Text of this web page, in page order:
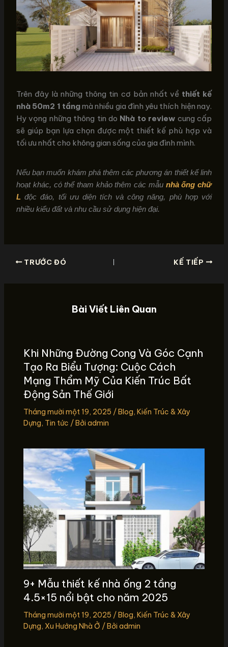
Trên đây là những thông tin cơ bản nhất về thiết kế
nhà 50m2 1 tầngmà nhiều gia đình yêu thích hiện nay.
Hy vọng những thông tin do Nhà to review cung cấp
sẽ giúp bạn lựa chọn được một thiết kế phù hợp và
tối ưu nhất cho không gian sống của gia đình mình.
Nếu bạn muốn khám phá thêm các phương án thiết kế linh
hoạt khác, có thể tham khảo thêm các mẫu nhà ống chữ
L độc đáo, tối ưu diện tích và công năng, phù hợp với
nhiều kiểu đất và nhu cầu sử dụng hiện đại.
TRƯỚC ĐÓ KẾ TIẾP
Bài Viết Liên Quan
Khi Những Đường Cong Và Góc Cạnh
Tạo Ra Biểu Tượng: Cuộc Cách
Mạng Thẩm Mỹ Của Kiến Trúc Bất
Động Sản Thế Giới
Tháng mười một 19, 2025 /Blog, Kiến Trúc & Xây
Dựng, Tin tức / Bởi admin
9+ Mẫu thiết kế nhà ống 2 tầng
4.5×15 nổi bật cho năm 2025
Tháng mười một 19, 2025 / Blog, Kiến Trúc & Xây
Dựng, Xu Hướng Nhà Ở / Bởi admin